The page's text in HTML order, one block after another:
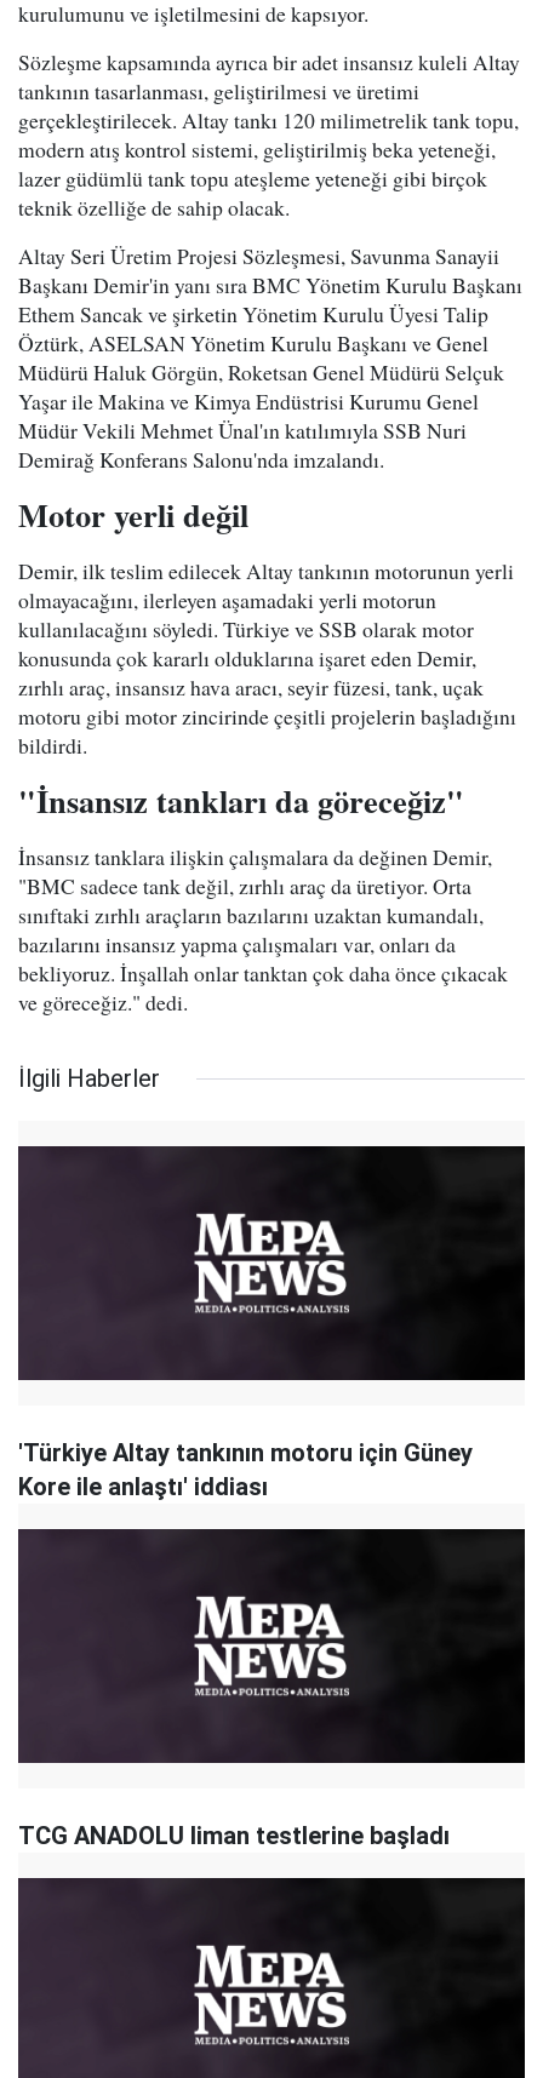
kurulumunu ve işletilmesini de kapsıyor.
Sözleşme kapsamında ayrıca bir adet insansız kuleli Altay
tankının tasarlanması, geliştirilmesi ve üretimi
gerçekleştirilecek. Altay tankı 120 milimetrelik tank topu,
modern atış kontrol sistemi, geliştirilmiş beka yeteneği,
lazer güdümlü tank topu ateşleme yeteneği gibi birçok
teknik özelliğe de sahip olacak.
Altay Seri Üretim Projesi Sözleşmesi, Savunma Sanayii
Başkanı Demir'in yanı sıra BMC Yönetim Kurulu Başkanı
Ethem Sancak ve şirketin Yönetim Kurulu Üyesi Talip
Öztürk, ASELSAN Yönetim Kurulu Başkanı ve Genel
Müdürü Haluk Görgün, Roketsan Genel Müdürü Selçuk
Yaşar ile Makina ve Kimya Endüstrisi Kurumu Genel
Müdür Vekili Mehmet Ünal'ın katılımıyla SSB Nuri
Demirağ Konferans Salonu'nda imzalandı.
Motor yerli değil
Demir, ilk teslim edilecek Altay tankının motorunun yerli
olmayacağını, ilerleyen aşamadaki yerli motorun
kullanılacağını söyledi. Türkiye ve SSB olarak motor
konusunda çok kararlı olduklarına işaret eden Demir,
zırhlı araç, insansız hava aracı, seyir füzesi, tank, uçak
motoru gibi motor zincirinde çeşitli projelerin başladığını
bildirdi.
"İnsansız tankları da göreceğiz"
İnsansız tanklara ilişkin çalışmalara da değinen Demir,
"BMC sadece tank değil, zırhlı araç da üretiyor. Orta
sınıftaki zırhlı araçların bazılarını uzaktan kumandalı,
bazılarını insansız yapma çalışmaları var, onları da
bekliyoruz. İnşallah onlar tanktan çok daha önce çıkacak
ve göreceğiz." dedi.
İlgili Haberler
'Türkiye Altay tankının motoru için Güney
Kore ile anlaştı' iddiası
TCG ANADOLU liman testlerine başladı